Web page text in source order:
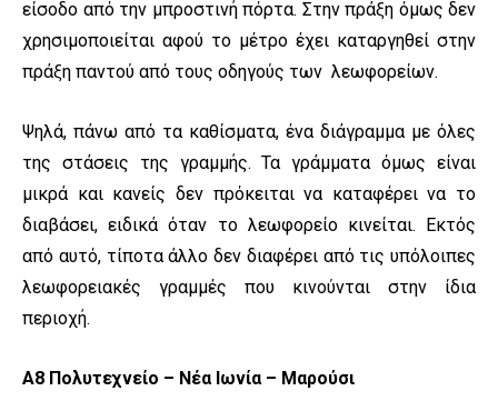
είσοδο από την μπροστινή πόρτα. Στην πράξη όμως δεν
χρησιμοποιείται αφού το μέτρο έχει καταργηθεί στην
πράξη παντού από τους οδηγούς των λεωφορείων.
Ψηλά, πάνω από τα καθίσματα, ένα διάγραμμα με όλες
της στάσεις της γραμμής. Τα γράμματα όμως είναι
μικρά και κανείς δεν πρόκειται να καταφέρει να το
διαβάσει, ειδικά όταν το λεωφορείο κινείται. Εκτός
από αυτό, τίποτα άλλο δεν διαφέρει από τις υπόλοιπες
λεωφορειακές γραμμές που κινούνται στην ίδια
περιοχή.
Α8 Πολυτεχνείο – Νέα Ιωνία – Μαρούσι